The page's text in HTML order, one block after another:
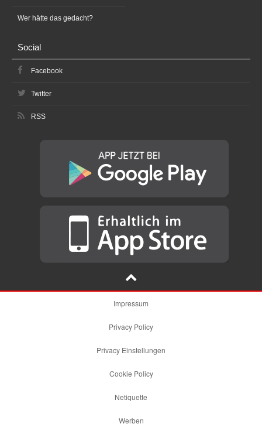
Wer hätte das gedacht?
Social
Facebook
Twitter
RSS
Impressum
Privacy Policy
Privacy Einstellungen
Cookie Policy
Netiquette
Werben